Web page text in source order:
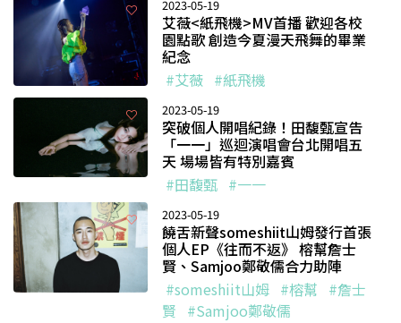
2023-05-19
艾薇<紙飛機>MV首播 歡迎各校
園點歌 創造今夏漫天飛舞的畢業
紀念
#艾薇 #紙飛機
2023-05-19
突破個人開唱紀錄！田馥甄宣告
「一一」巡迴演唱會台北開唱五
天 場場皆有特別嘉賓
#田馥甄 #一一
2023-05-19
饒舌新聲someshiit山姆發行首張
個人EP《往而不返》 榕幫詹士
賢、Samjoo鄭敬儒合力助陣
#someshiit山姆 #榕幫 #詹士
賢 #Samjoo鄭敬儒